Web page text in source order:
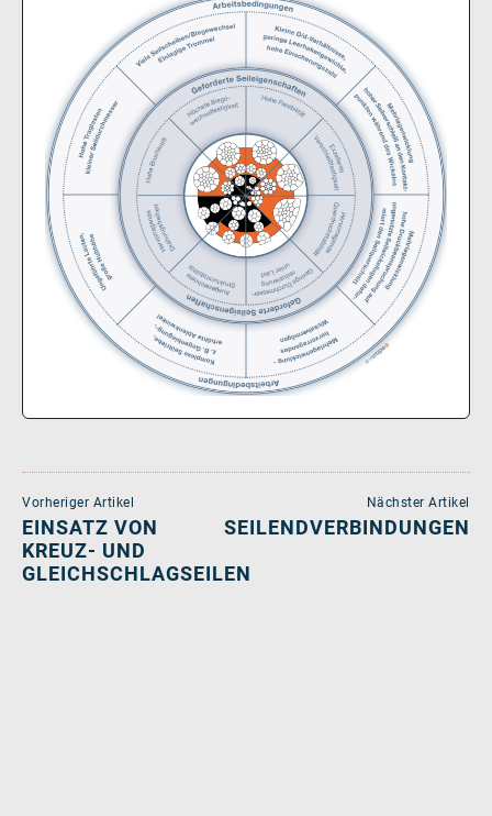
Vorheriger Artikel
EINSATZ VON
KREUZ- UND
GLEICHSCHLAGSEILEN
Nächster Artikel
SEILENDVERBINDUNGEN